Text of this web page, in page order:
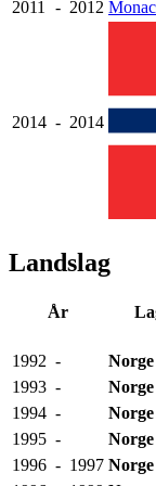
2011 - 2012
2014 - 2014
Landslag
År
1992 - Norge
1993 - Norge
1994 - Norge
1995 - Norge
1996 - 1997 Norge